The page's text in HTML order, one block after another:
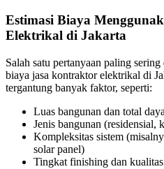
Estimasi Biaya
Elektrikal di Jakarta
Salah satu pertanyaan paling
biaya jasa kontraktor elektrikal di
tergantung banyak faktor, seperti:
Luas bangunan dan total
Jenis bangunan (residensial,
Kompleksitas sistem
solar panel)
Tingkat finishing dan